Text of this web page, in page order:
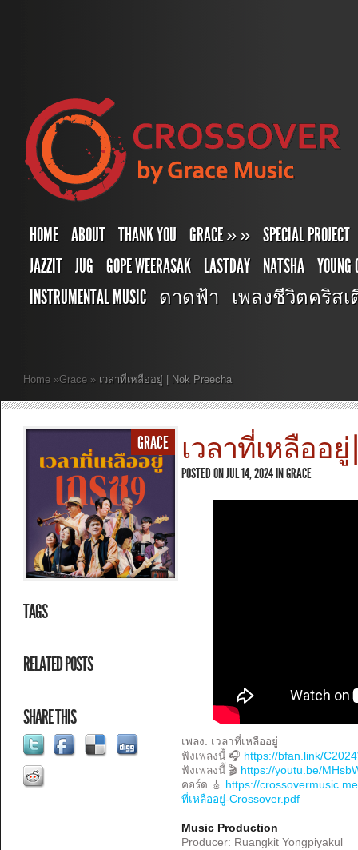
HOME ABOUT THANK YOU GRACE»» SPECIAL PROJECT
JAZZIT JUG GOPE WEERASAK LASTDAY NATSHA YOUNG
INSTRUMENTAL MUSIC ดาดฟ้า เพลงชีวิตคริสเตียน
Home »Grace » เวลาที่เหลืออยู่ | Nok Preecha
GRACE
TAGS
RELATED POSTS
SHARE THIS
เวลาที่เหลืออยู่ |
POSTED ON JUL 14, 2024 INGRACE
เพลง: เวลาที่เหลืออยู่
ฟังเพลงนี้ 🎧 https://bfan.link/
ฟังเพลงนี้ 🎬 https://youtu.be/
คอร์ด 🎸 https://
ที่เหลืออยู่-Crossover.pdf
Music Production
Producer: Ruangkit Yongpiyakul